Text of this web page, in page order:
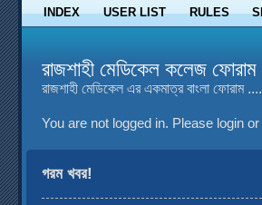
INDEX USER LIST RULES
রাজশাহী মেডিকেল কলেজ ফোরাম
রাজশাহী মেডিকেল এর একমাত্র বাংলা ফোরাম
You are not logged in. Please login
গরম খবর!